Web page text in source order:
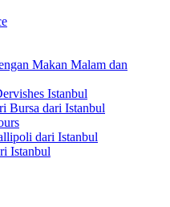
Makan Malam dan
Istanbul
Bursa dari Istanbul
dari Istanbul
Istanbul